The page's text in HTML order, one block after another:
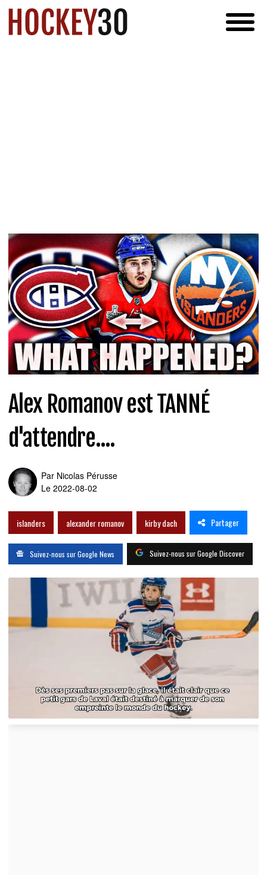
Alex Romanov est TANNÉ
d'attendre....
Par Nicolas Pérusse
Le 2022-08-02
islanders alexander romanov kirby dach Partager
Suivez-nous sur Google News Suivez-nous sur Google Discover